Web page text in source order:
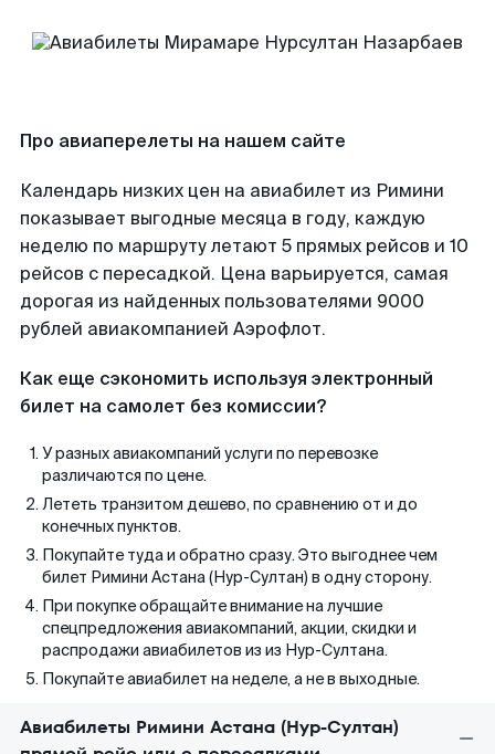
Про авиаперелеты на нашем сайте
Календарь низких цен на авиабилет из Римини
показывает выгодные месяца в году, каждую
неделю по маршруту летают 5 прямых рейсов и 10
рейсов с пересадкой. Цена варьируется, самая
дорогая из найденных пользователями 9000
рублей авиакомпанией Аэрофлот.
Как еще сэкономить используя электронный
билет на самолет без комиссии?
У разных авиакомпаний услуги по перевозке
различаются по цене.
Лететь транзитом дешево, по сравнению от и до
конечных пунктов.
Покупайте туда и обратно сразу. Это выгоднее чем
билет Римини Астана (Нур-Султан) в одну сторону.
При покупке обращайте внимание на лучшие
спецпредложения авиакомпаний, акции, скидки и
распродажи авиабилетов из из Нур-Султана.
Покупайте авиабилет на неделе, а не в выходные.
Авиабилеты Римини Астана (Нур-Султан)